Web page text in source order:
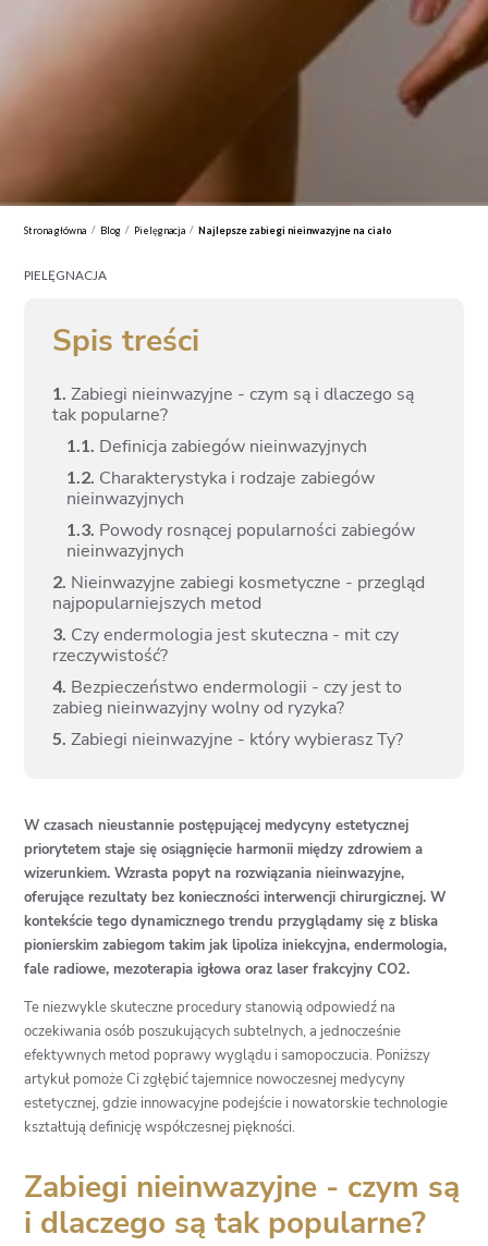
Strona główna / Blog / Pielęgnacja / Najlepsze zabiegi nieinwazyjne na ciało
PIELĘGNACJA
Spis treści
1.
Zabiegi nieinwazyjne - czym są i dlaczego są
tak popularne?
1. 1. Definicja zabiegów nieinwazyjnych
1. 2. Charakterystyka i rodzaje zabiegów
nieinwazyjnych
1. 3. Powody rosnącej popularności zabiegów
nieinwazyjnych
2. Nieinwazyjne zabiegi kosmetyczne - przegląd
najpopularniejszych metod
3. Czy endermologia jest skuteczna - mit czy
rzeczywistość?
4. Bezpieczeństwo endermologii - czy jest to
zabieg nieinwazyjny wolny od ryzyka?
5. Zabiegi nieinwazyjne - który wybierasz Ty?
W czasach nieustannie postępującej medycyny estetycznej
priorytetem staje się osiągnięcie harmonii między zdrowiem a
wizerunkiem. Wzrasta popyt na rozwiązania nieinwazyjne,
oferujące rezultaty bez konieczności interwencji chirurgicznej. W
kontekście tego dynamicznego trendu przyglądamy się z bliska
pionierskim zabiegom takim jak lipoliza iniekcyjna, endermologia,
fale radiowe, mezoterapia igłowa oraz laser frakcyjny CO2.
Te niezwykle skuteczne procedury stanowią odpowiedź na
oczekiwania osób poszukujących subtelnych, a jednocześnie
efektywnych metod poprawy wyglądu i samopoczucia. Poniższy
artykuł pomoże Ci zgłębić tajemnice nowoczesnej medycyny
estetycznej, gdzie innowacyjne podejście i nowatorskie technologie
kształtują definicję współczesnej piękności.
Zabiegi nieinwazyjne - czym są
i dlaczego są tak popularne?